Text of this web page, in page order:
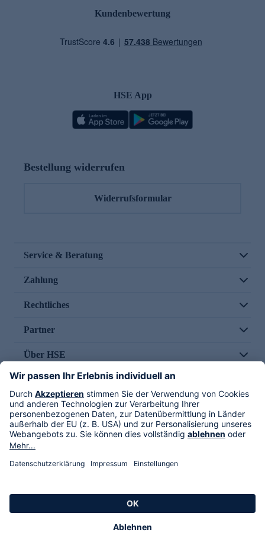
Kundenbewertung
HSE App
Bestellung widerrufen
Widerrufsformular
Service & Beratung
Zahlung
Rechtliches
Partner
Über HSE
Im TV
HSE International